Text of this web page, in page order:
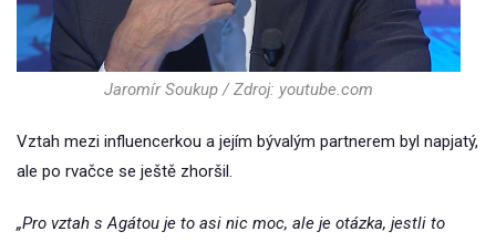
Jaromír Soukup / Zdroj: youtube.com
Vztah mezi influencerkou a jejím bývalým partnerem byl napjatý,
ale po rvačce se ještě zhoršil.
„Pro vztah s Agátou je to asi nic moc, ale je otázka, jestli to